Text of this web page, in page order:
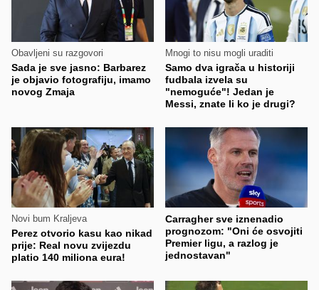
Obavljeni su razgovori
Sada je sve jasno: Barbarez
je objavio fotografiju, imamo
novog Zmaja
Mnogi to nisu mogli uraditi
Samo dva igrača u historiji
fudbala izvela su
"nemoguće"! Jedan je
Messi, znate li ko je drugi?
Novi bum Kraljeva
Perez otvorio kasu kao nikad
prije: Real novu zvijezdu
platio 140 miliona eura!
Carragher sve iznenadio
prognozom: "Oni će osvojiti
Premier ligu, a razlog je
jednostavan"